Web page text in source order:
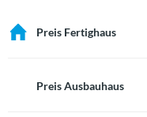
Preis Fertighaus
Preis Ausbauhaus